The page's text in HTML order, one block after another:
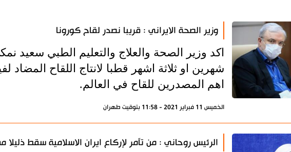
وزير الصحة الايراني : قريبا نصدر لقاح كورونا
اكد وزير الصحة والعلاج والتعليم الطبي
شهرين او ثلاثة اشهر قطبا لانتاج اللقاح
اهم المصدرين للقاح في العالم.
الخميس 11 فبراير 2021 - 11:58 بتوقيت طهران
الرئيس روحاني : من تآمر لإركاع ايران الاسلامية سقط ذليلا